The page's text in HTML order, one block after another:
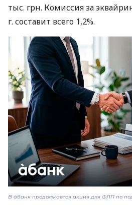
тыс. грн. Комиссия за
г. составит всего 1,2%.
В àбанк продолжается акция для ФЛП по